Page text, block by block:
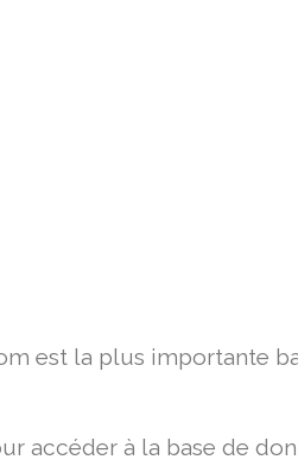
est la plus importante
accéder à la base de